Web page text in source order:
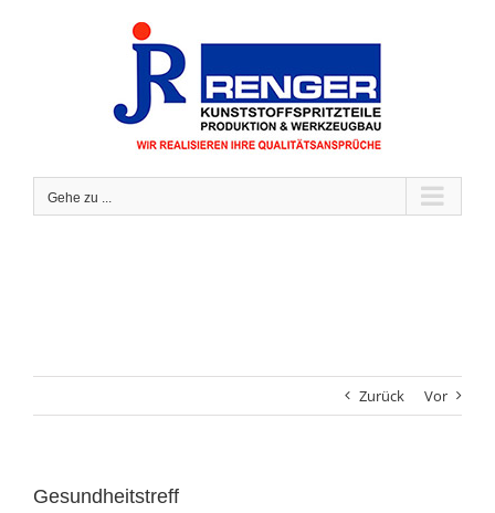
Gehe zu ...
Zurück Vor
Gesundheitstreff